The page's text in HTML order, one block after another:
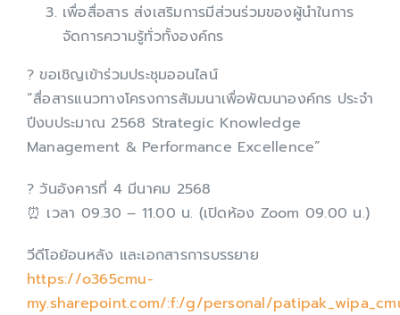
เพื่อสื่อสาร ส่งเสริมการมีส่วนร่วมของผู้นำในการ
จัดการความรู้ทั่วทั้งองค์กร
? ขอเชิญเข้าร่วมประชุมออนไลน์
“สื่อสารแนวทางโครงการสัมมนาเพื่อพัฒนาองค์กร ประจำ
ปีงบประมาณ 2568 Strategic Knowledge
Management & Performance Excellence”
? วันอังคารที่ 4 มีนาคม 2568
⏰ เวลา 09.30 – 11.00 น. (เปิดห้อง Zoom 09.00 น.)
วีดีโอย้อนหลัง และเอกสารการบรรยาย
https://o365cmu-
my.sharepoint.com/:f:/g/personal/